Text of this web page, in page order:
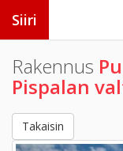
Siiri
Rakennus
Pispalan
Takaisin